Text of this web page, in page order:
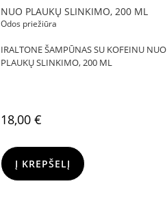
Odos priežiūra
IRALTONE ŠAMPŪNAS SU KOFEINU NUO
PLAUKŲ SLINKIMO, 200 ML
18,00€
Į KREPŠELĮ